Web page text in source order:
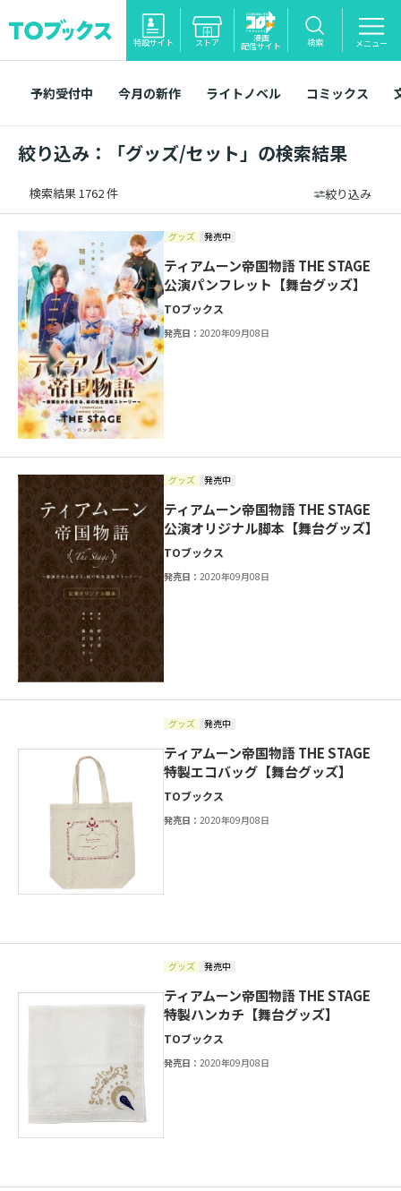
特設サイト ストア 漫画
配信サイト 検索 メニュー
予約受付中 今月の新作 ライトノベル コミックス
絞り込み：「グッズ/セット」の検索結果
検索結果 1762 件 絞り込み
グッズ 発売中
ティアムーン帝国物語 THE STAGE
公演パンフレット【舞台グッズ】
TOブックス
発売日：2020年09月08日
グッズ 発売中
ティアムーン帝国物語 THE STAGE
公演オリジナル脚本【舞台グッズ】
TOブックス
発売日：2020年09月08日
グッズ 発売中
ティアムーン帝国物語 THE STAGE
特製エコバッグ【舞台グッズ】
TOブックス
発売日：2020年09月08日
グッズ 発売中
ティアムーン帝国物語 THE STAGE
特製ハンカチ【舞台グッズ】
TOブックス
発売日：2020年09月08日